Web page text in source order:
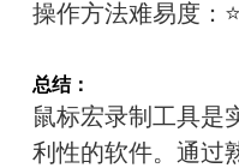
操作方法难易度：
总结：
鼠标宏录制工具是
利性的软件。通过